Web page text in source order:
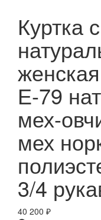
Куртка
Е-79
мех-
мех
3/4
40 200 ₽